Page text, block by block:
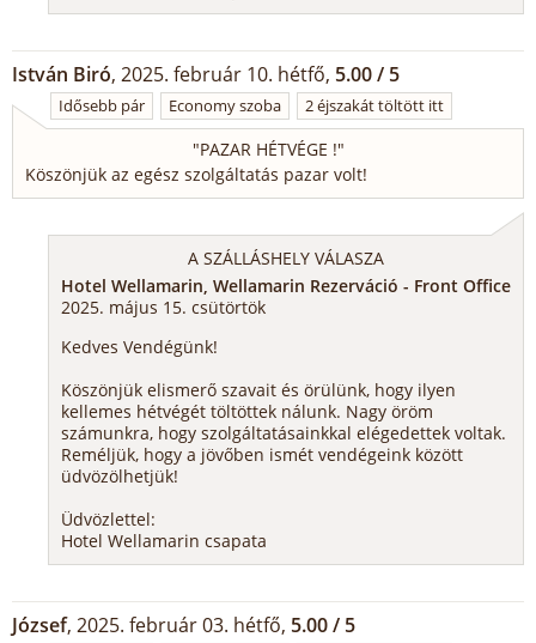
István Biró, 2025. február 10. hétfő, 5.00 / 5
Idősebb pár Economy szoba 2 éjszakát töltött itt
"PAZAR HÉTVÉGE !"
Köszönjük az egész szolgáltatás pazar volt!
A SZÁLLÁSHELY VÁLASZA
Hotel Wellamarin, Wellamarin Rezerváció - Front Office
2025. május 15. csütörtök
Kedves Vendégünk!
Köszönjük elismerő szavait és örülünk, hogy ilyen
kellemes hétvégét töltöttek nálunk. Nagy öröm
számunkra, hogy szolgáltatásainkkal elégedettek voltak.
Reméljük, hogy a jövőben ismét vendégeink között
üdvözölhetjük!
Üdvözlettel:
Hotel Wellamarin csapata
József, 2025. február 03. hétfő, 5.00 / 5